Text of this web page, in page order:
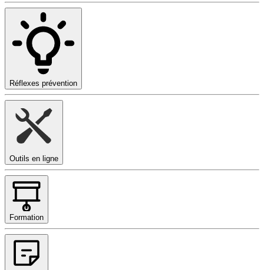
Réflexes prévention
Outils en ligne
Formation